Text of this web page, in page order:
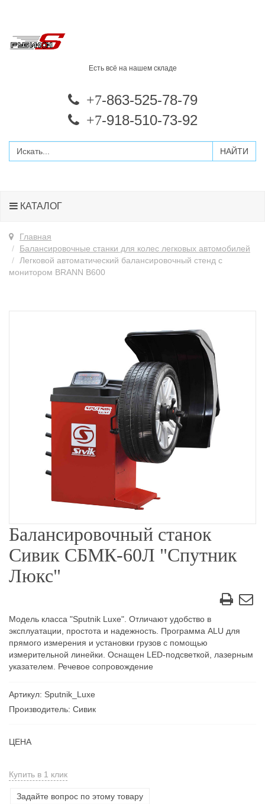
Есть всё на нашем складе
+7-863-525-78-79
+7-918-510-73-92
КАТАЛОГ
Главная
Балансировочные станки для колес легковых автомобилей
Легковой автоматический балансировочный стенд с
монитором BRANN B600
Балансировочный станок
Сивик СБМК-60Л "Спутник
Люкс"
Модель класса "Sputnik Luxe". Отличают удобство в
эксплуатации, простота и надежность. Программа ALU для
прямого измерения и установки грузов с помощью
измерительной линейки. Оснащен LED-подсветкой, лазерным
указателем. Речевое сопровождение
Артикул: Sputnik_Luxe
Производитель: Сивик
ЦЕНА
Купить в 1 клик
Задайте вопрос по этому товару